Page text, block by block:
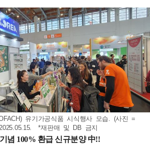
유기가공식품 시식행사 모습. (사진 =
*재판매 및 DB 금지